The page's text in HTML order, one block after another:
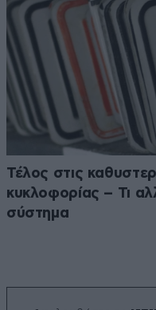
Τέλος στις
κυκλοφορίας – Τι
σύστημα